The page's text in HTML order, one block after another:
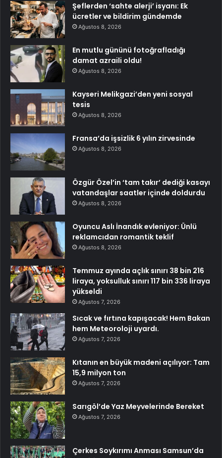
Şeflerden ‘sahte alerji’ isyanı: Ek
ücretler ve bildirim gündemde
Ağustos 8, 2026
En mutlu gününü fotoğrafladığı
damat azraili oldu!
Ağustos 8, 2026
Kayseri Melikgazi’den yeni sosyal
tesis
Ağustos 8, 2026
Fransa’da işsizlik 6 yılın zirvesinde
Ağustos 8, 2026
Özgür Özel’in ‘tam takır’ dediği kasayı
vatandaşlar saatler içinde doldurdu
Ağustos 8, 2026
Oyuncu Aslı İnandık evleniyor: Ünlü
reklamcıdan romantik teklif
Ağustos 8, 2026
Temmuz ayında açlık sınırı 38 bin 216
liraya, yoksulluk sınırı 117 bin 336 liraya
yükseldi
Ağustos 7, 2026
Sıcak ve fırtına kapışacak! Hem Bakan
hem Meteoroloji uyardı.
Ağustos 7, 2026
Kıtanın en büyük madeni açılıyor: Tam
15,9 milyon ton
Ağustos 7, 2026
Sarıgöl’de Yaz Meyvelerinde Bereket
Ağustos 7, 2026
Çerkes Soykırımı Anması Samsun’da